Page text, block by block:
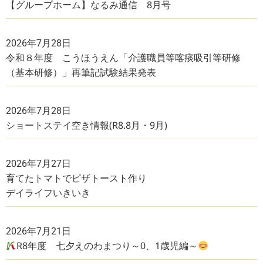
【グループホーム】なるみ通信 8月号
2026年7月28日
令和８年度 こうほうえん「介護職員等喀痰吸引等研修
（基本研修）」再筆記試験結果発表
2026年7月28日
ショートステイ空き情報(R8.8月・9月)
2026年7月27日
育てたトマトでピザトースト作り
デイライフいきいき
2026年7月21日
R8年度 七夕えのわまつり～0、1歳児編～